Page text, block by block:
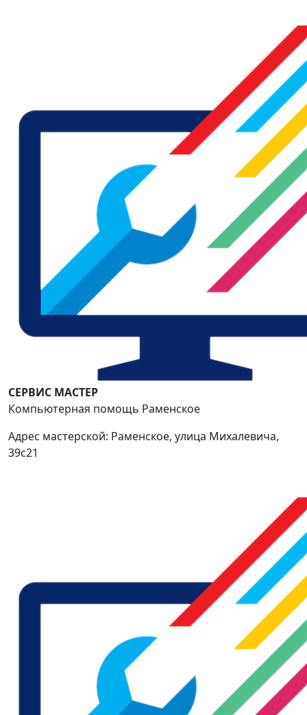
СЕРВИС МАСТЕР
Компьютерная помощь Раменское
Адрес мастерской: Раменское, улица Михалевича,
39с21